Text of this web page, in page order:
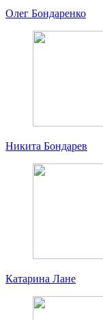
Олег Бондаренко
Никита Бондарев
Катарина Лане